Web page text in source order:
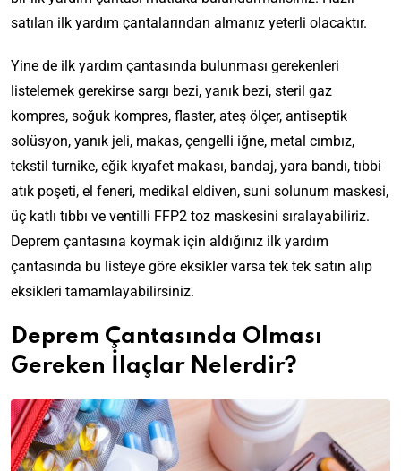
satılan ilk yardım çantalarından almanız yeterli olacaktır.
Yine de ilk yardım çantasında bulunması gerekenleri
listelemek gerekirse sargı bezi, yanık bezi, steril gaz
kompres, soğuk kompres, flaster, ateş ölçer, antiseptik
solüsyon, yanık jeli, makas, çengelli iğne, metal cımbız,
tekstil turnike, eğik kıyafet makası, bandaj, yara bandı, tıbbi
atık poşeti, el feneri, medikal eldiven, suni solunum maskesi,
üç katlı tıbbı ve ventilli FFP2 toz maskesini sıralayabiliriz.
Deprem çantasına koymak için aldığınız ilk yardım
çantasında bu listeye göre eksikler varsa tek tek satın alıp
eksikleri tamamlayabilirsiniz.
Deprem Çantasında Olması
Gereken İlaçlar Nelerdir?